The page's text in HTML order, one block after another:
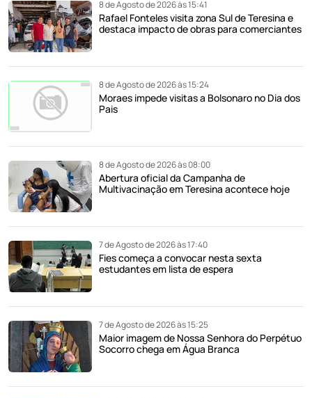
8 de Agosto de 2026 às 15:41
Rafael Fonteles visita zona Sul de Teresina e
destaca impacto de obras para comerciantes
8 de Agosto de 2026 às 15:24
Moraes impede visitas a Bolsonaro no Dia dos
Pais
8 de Agosto de 2026 às 08:00
Abertura oficial da Campanha de
Multivacinação em Teresina acontece hoje
7 de Agosto de 2026 às 17:40
Fies começa a convocar nesta sexta
estudantes em lista de espera
7 de Agosto de 2026 às 15:25
Maior imagem de Nossa Senhora do Perpétuo
Socorro chega em Água Branca